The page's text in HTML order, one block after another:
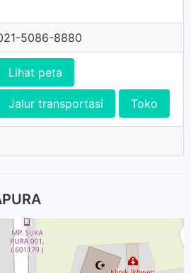
5086-8880
Lihat peta
Jalur transportasi Toko